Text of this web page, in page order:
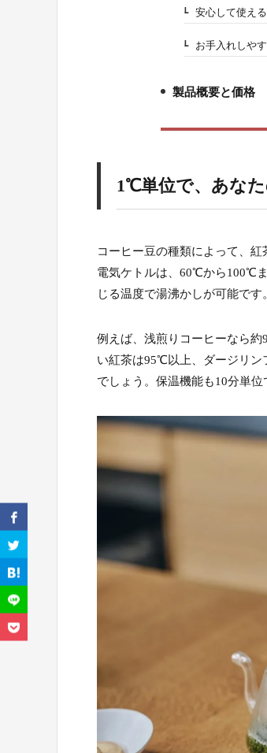
3-2.安心して使え
3-3.お手入れしや
4.
製品概要と価格
1℃単位で、あな
コーヒー豆の種類によって、
電気ケトルは、60℃から100℃
じる温度で湯沸かしが可能です。
例えば、浅煎りコーヒーなら
い紅茶は95℃以上、ダージリン
でしょう。保温機能も10分単